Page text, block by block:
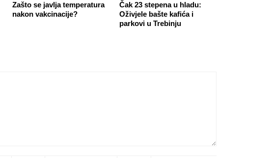
Zašto se javlja temperatura
nakon vakcinacije?
Čak 23 stepena u hladu:
Oživjele bašte kafića i
parkovi u Trebinju